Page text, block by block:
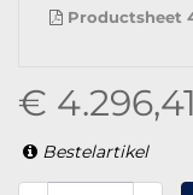
Productsheet
€ 4.296,41
Bestelartikel